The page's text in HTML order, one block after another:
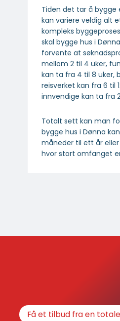
Tiden det tar å bygge
kan variere veldig alt
kompleks
skal bygge hus i
forvente at
mellom 2 til 4 uker,
kan ta fra 4 til 8 uker,
reisverket kan fra 6 til
innvendige kan ta fra
Totalt sett kan man
bygge hus i Dønna
måneder til ett år
hvor stort omfanget
Få et tilbud fra en